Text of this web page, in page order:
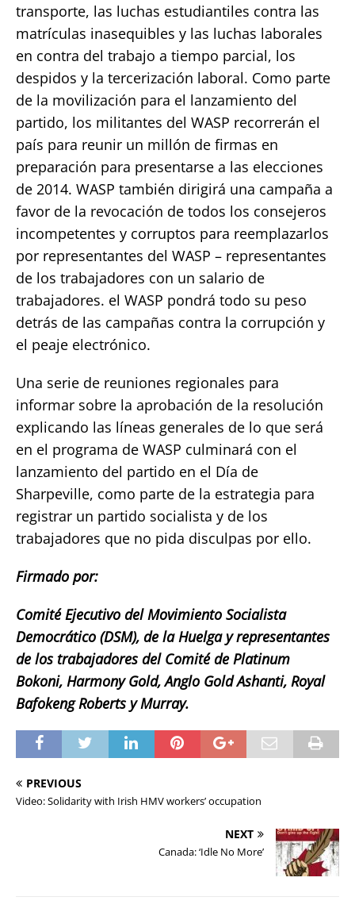
transporte, las luchas estudiantiles contra las
matrículas inasequibles y las luchas laborales
en contra del trabajo a tiempo parcial, los
despidos y la tercerización laboral. Como parte
de la movilización para el lanzamiento del
partido, los militantes del WASP recorrerán el
país para reunir un millón de firmas en
preparación para presentarse a las elecciones
de 2014. WASP también dirigirá una campaña a
favor de la revocación de todos los consejeros
incompetentes y corruptos para reemplazarlos
por representantes del WASP – representantes
de los trabajadores con un salario de
trabajadores. el WASP pondrá todo su peso
detrás de las campañas contra la corrupción y
el peaje electrónico.
Una serie de reuniones regionales para
informar sobre la aprobación de la resolución
explicando las líneas generales de lo que será
en el programa de WASP culminará con el
lanzamiento del partido en el Día de
Sharpeville, como parte de la estrategia para
registrar un partido socialista y de los
trabajadores que no pida disculpas por ello.
Firmado por:
Comité Ejecutivo del Movimiento Socialista
Democrático (DSM), de la Huelga y representantes
de los trabajadores del Comité de Platinum
Bokoni, Harmony Gold, Anglo Gold Ashanti, Royal
Bafokeng Roberts y Murray.
PREVIOUS
Video: Solidarity with Irish HMV workers’ occupation
NEXT
Canada: ‘Idle No More’